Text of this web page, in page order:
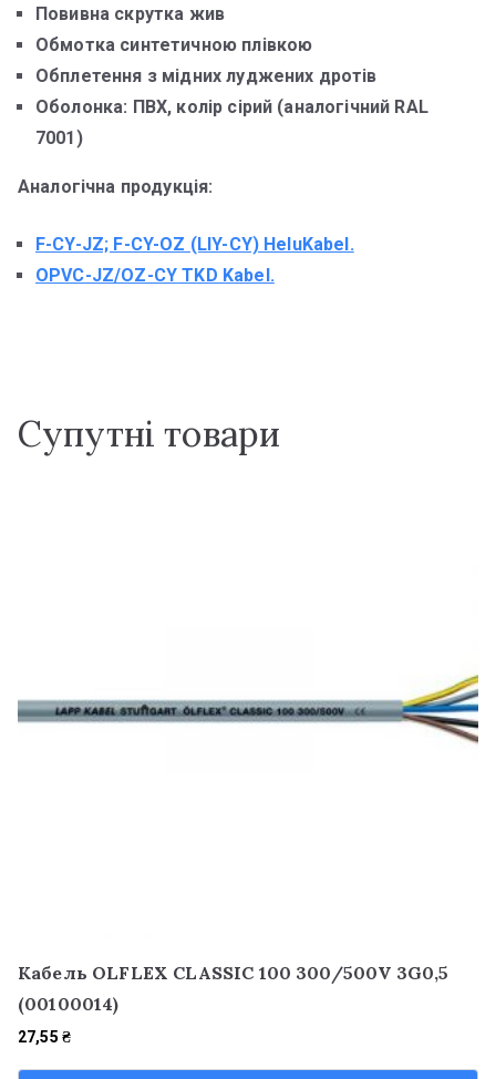
Повивна скрутка жив
Обмотка синтетичною плівкою
Обплетення з мідних луджених дротів
Оболонка: ПВХ, колір сірий (аналогічний RAL
7001)
Аналогічна продукція:
F-CY-JZ; F-CY-OZ (LIY-CY) HeluKabel.
OPVC-JZ/OZ-CY TKD Kabel.
Супутні товари
Кабель OLFLEX CLASSIC 100 300/500V 3G0,5
(00100014)
27,55 ₴